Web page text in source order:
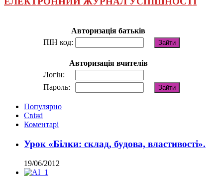
Авторизація батьків
ПІН код:
Авторизація вчителів
Логін:
Пароль:
Популярно
Свіжі
Коментарі
Урок «Білки: склад, будова, властивості».
19/06/2012